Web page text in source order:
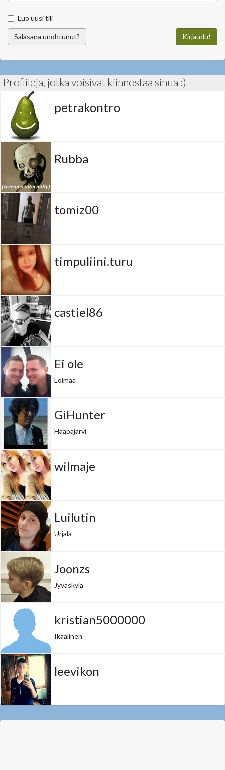
Luo uusi tili
Salasana unohtunut? Kirjaudu!
Profiileja, jotka voisivat kiinnostaa sinua :)
petrakontro
Rubba
tomiz00
timpuliini.turu
castiel86
Ei ole
Loimaa
GiHunter
Haapajärvi
wilmaje
Luilutin
Urjala
Joonzs
Jyväskylä
kristian5000000
Ikaalinen
leevikon